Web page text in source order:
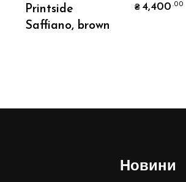
Printside
Saffiano, brown
₴ 4,400 .00
Новини